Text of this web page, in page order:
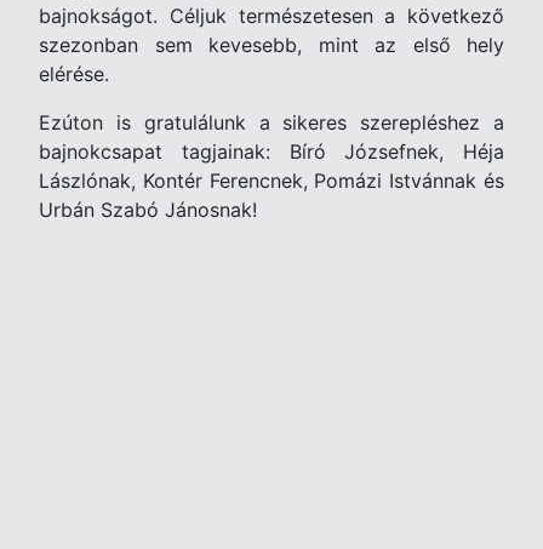
bajnokságot. Céljuk természetesen a következő
szezonban sem kevesebb, mint az első hely
elérése.
Ezúton is gratulálunk a sikeres szerepléshez a
bajnokcsapat tagjainak: Bíró Józsefnek, Héja
Lászlónak, Kontér Ferencnek, Pomázi Istvánnakés
Urbán Szabó Jánosnak!